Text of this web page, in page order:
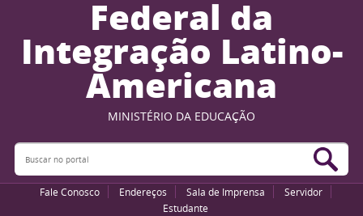
Acesso à informação
Legislação
Canais
Federal da
Integração Latino-
Americana
MINISTÉRIO DA EDUCAÇÃO
Buscar no portal
Fale Conosco Endereços Sala de Imprensa
Servidor
Estudante